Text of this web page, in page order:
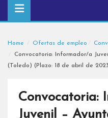
Home Ofertas de empleo
Convocatoria: Informador/a
(Toledo) (Plazo: 18 de abril de
Convocatoria:
Juvenil –